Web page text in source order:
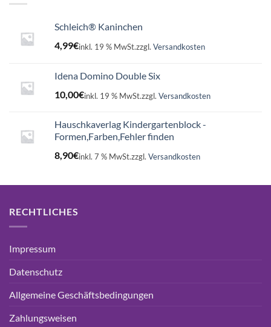
Schleich® Kaninchen
4,99€inkl. 19 % MwSt.zzgl. Versandkosten
Idena Domino Double Six
10,00€inkl. 19 % MwSt.zzgl. Versandkosten
Hauschkaverlag Kindergartenblock -
Formen,Farben,Fehler finden
8,90€inkl. 7 % MwSt.zzgl. Versandkosten
RECHTLICHES
Impressum
Datenschutz
Allgemeine Geschäftsbedingungen
Zahlungsweisen